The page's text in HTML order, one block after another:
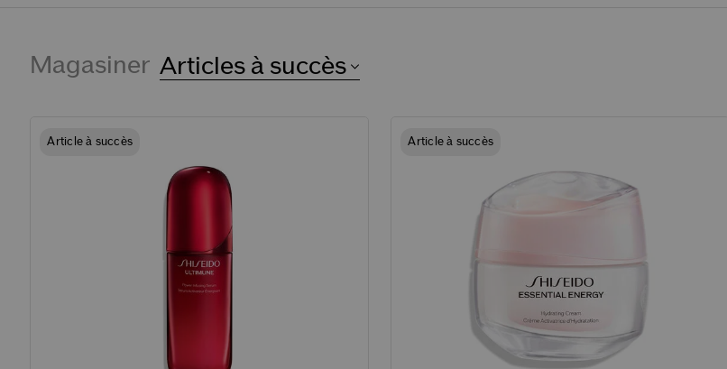
Magasiner
Article à succès Article à succès